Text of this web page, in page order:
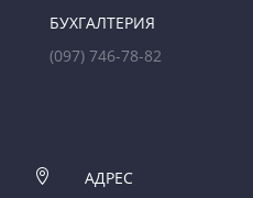
БУХГАЛТЕРИЯ
(097) 746-78-82

АДРЕС